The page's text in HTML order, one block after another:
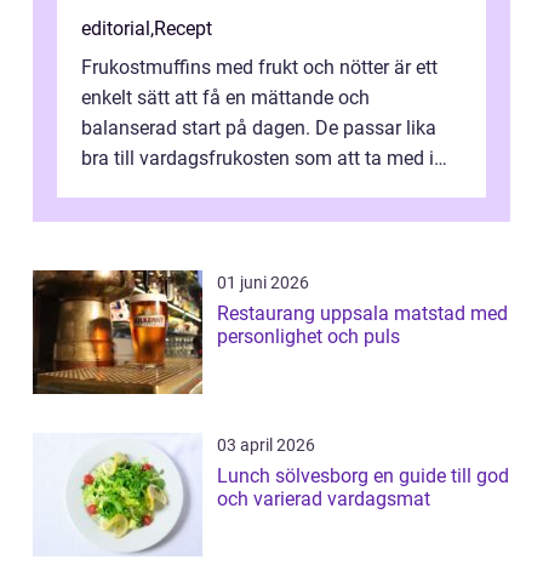
editorial,Recept
Frukostmuffins med frukt och nötter är ett
enkelt sätt att få en mättande och
balanserad start på dagen. De passar lika
bra till vardagsfrukosten som att ta med i
01 juni 2026
Restaurang uppsala matstad med
personlighet och puls
03 april 2026
Lunch sölvesborg en guide till god
och varierad vardagsmat